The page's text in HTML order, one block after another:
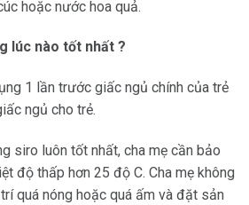
hoặc nước hoa quả.
lúc nào tốt nhất ?
1 lần trước giấc ngủ chính của trẻ
ngủ cho trẻ.
siro luôn tốt nhất, cha mẹ cần bảo
độ thấp hơn 25 độ C. Cha mẹ không
quá nóng hoặc quá ấm và đặt sản